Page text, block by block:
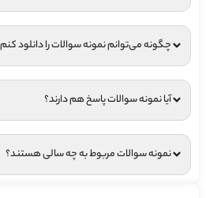
چگونه می‌توانم نمونه سوالات را دانلود
آیا نمونه سوالات پاسخ هم دارند؟
نمونه سوالات مربوط به چه سالی هستند؟